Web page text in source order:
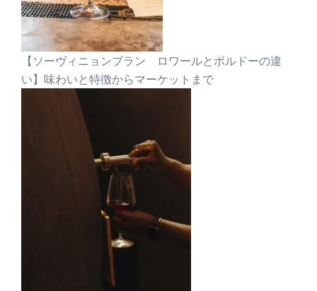
【ソーヴィニョンブラン ロワールとボルドーの違
い】味わいと特徴からマーケットまで